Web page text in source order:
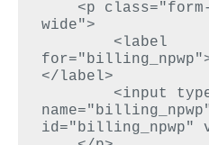
wide">
</label>
id="billing_npwp"